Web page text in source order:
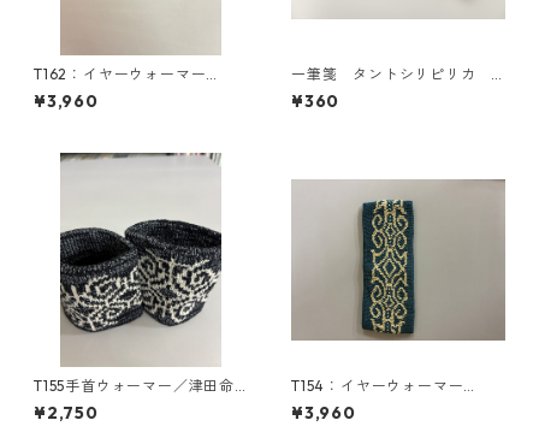
T162：イヤーウォーマー
（M）／津田命子デザインアイ
ヌ文様編み込みイヤーウォー
¥3,960
一筆箋 タントシリピリカ
シリ
¥360
T155手首ウォーマー／津田命
子デザインアイヌ文様編み込
み手首ウォーマー
¥2,750
T154：イヤーウォーマー
（M）／津田命子デザインアイ
ヌ文様編み込みイヤーウォー
¥3,960